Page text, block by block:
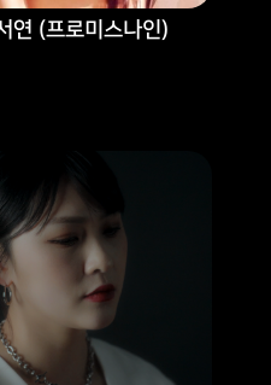
연 (프로미스나인)